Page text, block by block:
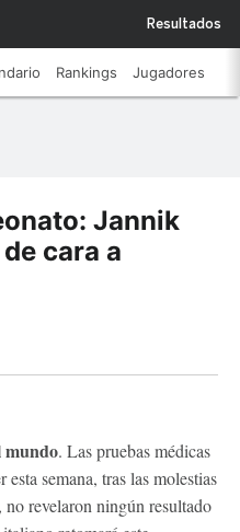
Resultados
Rankings Jugadores
Jannik
cara a
mundo. Las pruebas médicas
semana, tras las molestias
revelaron ningún resultado